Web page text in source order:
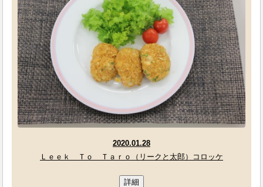
2020.01.28
Ｌｅｅｋ Ｔｏ Ｔａｒｏ（リークと太郎）コロッケ
詳細